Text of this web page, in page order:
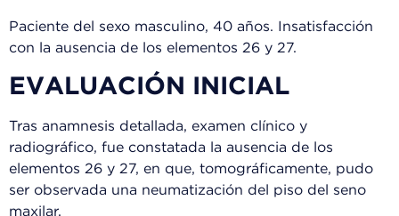
Paciente del sexo masculino, 40 años. Insatisfacción
con la ausencia de los elementos 26 y 27.
EVALUACIÓN INICIAL
Tras anamnesis detallada, examen clínico y
radiográfico, fue constatada la ausencia de los
elementos 26 y 27, en que, tomográficamente, pudo
ser observada una neumatización del piso del seno
maxilar.